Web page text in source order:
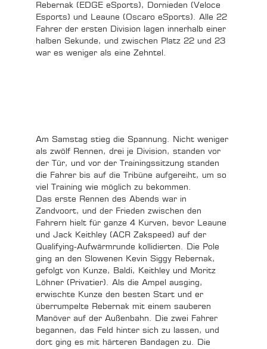
Rebernak (EDGE eSports), Dornieden (Veloce
Esports) und Leaune (Oscaro eSports). Alle 22
Fahrer der ersten Division lagen innerhalb einer
halben Sekunde, und zwischen Platz 22 und 23
war es weniger als eine Zehntel.
Am Samstag stieg die Spannung. Nicht weniger
als zwölf Rennen, drei je Division, standen vor
der Tür, und vor der Trainingssitzung standen
die Fahrer bis auf die Tribüne aufgereiht, um so
viel Training wie möglich zu bekommen.
Das erste Rennen des Abends war in
Zandvoort, und der Frieden zwischen den
Fahrern hielt für ganze 4 Kurven, bevor Leaune
und Jack Keithley (ACR Zakspeed) auf der
Qualifying-Aufwärmrunde kollidierten. Die Pole
ging an den Slowenen Kevin Siggy Rebernak,
gefolgt von Kunze, Baldi, Keithley und Moritz
Löhner (Privatier). Als die Ampel ausging,
erwischte Kunze den besten Start und er
überrumpelte Rebernak mit einem sauberen
Manöver auf der Außenbahn. Die zwei Fahrer
begannen, das Feld hinter sich zu lassen, und
dort ging es mit härteren Bandagen zu. Die